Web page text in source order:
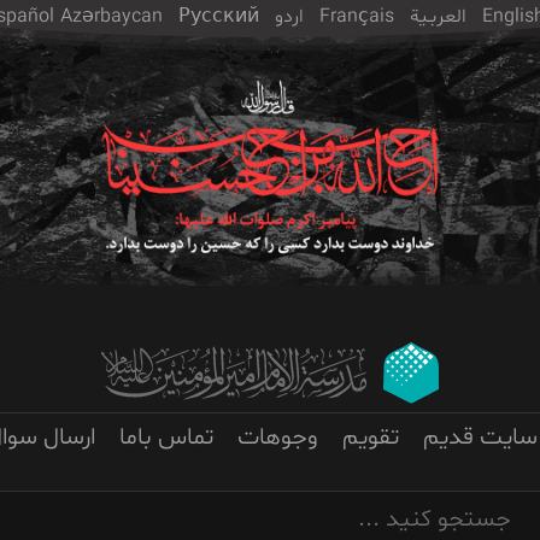
العربـیة Français اردو Русский
Azərbaycan
سایت قدیم تقویم وجوهات تماس باما ارسال